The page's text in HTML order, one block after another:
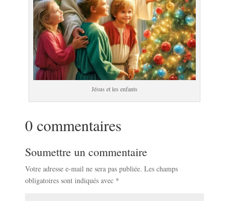
Jésus et les enfants
0 commentaires
Soumettre un commentaire
Votre adresse e-mail ne sera pas publiée. Les champs
obligatoires sont indiqués avec *